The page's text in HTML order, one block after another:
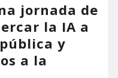
jornada de
la IA a
y
a la